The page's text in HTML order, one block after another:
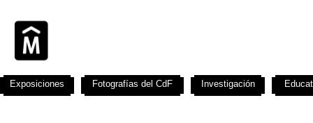
Exposiciones Fotografías del CdF Investigación